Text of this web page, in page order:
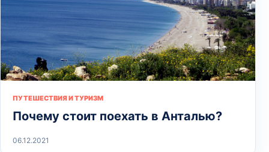
ПУТЕШЕСТВИЯ И ТУРИЗМ
Почему стоит поехать в Анталью?
06.12.2021